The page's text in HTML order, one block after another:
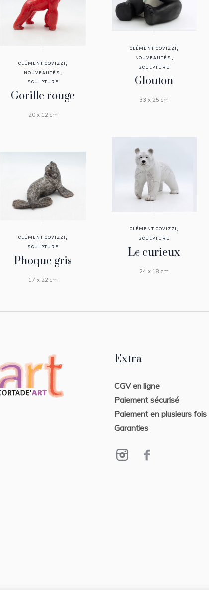
CLÉMENT COVIZZI ,
NOUVEAUTÉS ,
SCULPTURE
Glouton
33 x 25 cm
CLÉMENT COVIZZI ,
NOUVEAUTÉS ,
SCULPTURE
Gorille rouge
20 x 12 cm
CLÉMENT COVIZZI ,
SCULPTURE
Le curieux
24 x 18 cm
CLÉMENT COVIZZI ,
SCULPTURE
Phoque gris
17 x 22 cm
SCULPTURE
Rhinocéros
blanc
25 x 15 cm
Extra
CGV en ligne
Paiement sécurisé
Paiement en plusieurs fois
Garanties